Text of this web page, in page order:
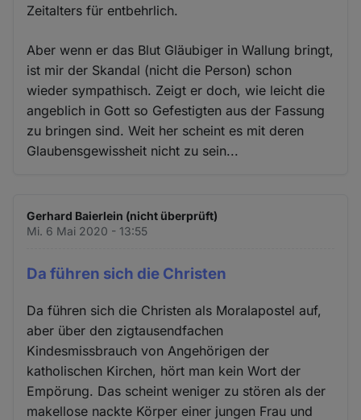
Zeitalters für entbehrlich.
Aber wenn er das Blut Gläubiger in Wallung bringt,
ist mir der Skandal (nicht die Person) schon
wieder sympathisch. Zeigt er doch, wie leicht die
angeblich in Gott so Gefestigten aus der Fassung
zu bringen sind. Weit her scheint es mit deren
Glaubensgewissheit nicht zu sein...
Gerhard Baierlein (nicht überprüft)
Mi. 6 Mai 2020 - 13:55
Da führen sich die Christen
Da führen sich die Christen als Moralapostel auf,
aber über den zigtausendfachen
Kindesmissbrauch von Angehörigen der
katholischen Kirchen, hört man kein Wort der
Empörung. Das scheint weniger zu stören als der
makellose nackte Körper einer jungen Frau und